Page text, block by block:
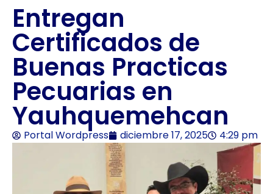
Entregan
Certificados de
Buenas Practicas
Pecuarias en
Yauhquemehcan
Portal Wordpress diciembre 17, 2025 4:29 pm